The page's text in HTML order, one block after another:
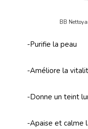
BB
-Purifie la peau
-Améliore la
-Donne un teint
-Apaise et calme